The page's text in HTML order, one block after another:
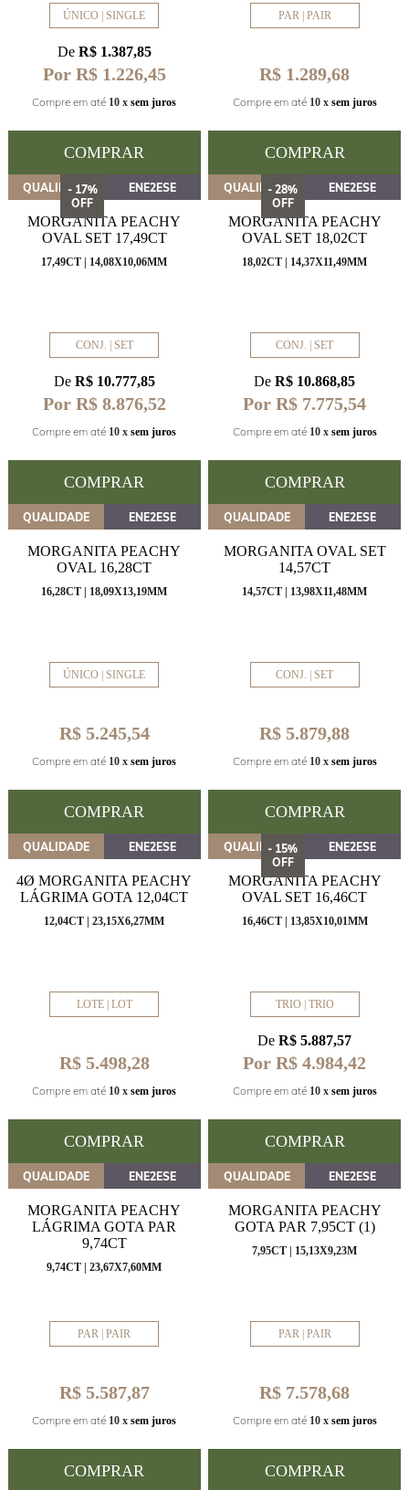
ÚNICO | SINGLE
De R$ 1.387,85
Por R$ 1.226,45
Compre em até 10 x sem juros
COMPRAR
PAR | PAIR
R$ 1.289,68
Compre em até 10 x sem juros
COMPRAR
- 17%
OFF
QUALIDADE ENE2ESE
MORGANITA PEACHY
OVAL SET 17,49CT
17,49CT | 14,08X10,06MM
CONJ. | SET
De R$ 10.777,85
Por R$ 8.876,52
Compre em até 10 x sem juros
COMPRAR
- 28%
OFF
QUALIDADE ENE2ESE
MORGANITA PEACHY
OVAL SET 18,02CT
18,02CT | 14,37X11,49MM
CONJ. | SET
DeR$ 10.868,85
Por R$ 7.775,54
Compre em até 10 x sem juros
COMPRAR
QUALIDADE ENE2ESE
MORGANITA PEACHY
OVAL 16,28CT
16,28CT | 18,09X13,19MM
ÚNICO | SINGLE
R$ 5.245,54
Compre em até 10 x sem juros
COMPRAR
QUALIDADE ENE2ESE
MORGANITA OVAL SET
14,57CT
14,57CT | 13,98X11,48MM
CONJ. | SET
R$ 5.879,88
Compre em até 10 x sem juros
COMPRAR
QUALIDADE ENE2ESE
4Ø MORGANITA PEACHY
LÁGRIMA GOTA 12,04CT
12,04CT | 23,15X6,27MM
LOTE | LOT
R$ 5.498,28
Compre em até 10 x sem juros
COMPRAR
- 15%
OFF
QUALIDADE ENE2ESE
MORGANITA PEACHY
OVAL SET 16,46CT
16,46CT | 13,85X10,01MM
TRIO | TRIO
DeR$ 5.887,57
Por R$ 4.984,42
Compre em até 10 x sem juros
COMPRAR
QUALIDADE ENE2ESE
MORGANITA PEACHY
LÁGRIMA GOTA PAR
9,74CT
9,74CT | 23,67X7,60MM
PAR | PAIR
R$ 5.587,87
Compre em até 10 x sem juros
COMPRAR
QUALIDADE ENE2ESE
MORGANITA PEACHY
GOTA PAR 7,95CT (1)
7,95CT | 15,13X9,23M
PAR | PAIR
R$ 7.578,68
Compre em até 10 x sem juros
COMPRAR